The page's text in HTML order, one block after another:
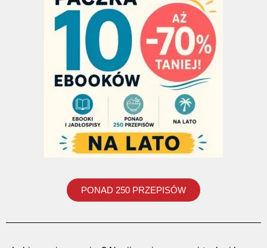
PONAD 250 PRZEPISÓW